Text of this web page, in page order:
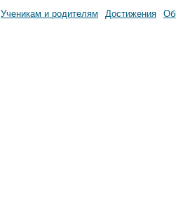
Ученикам и родителям Достижения